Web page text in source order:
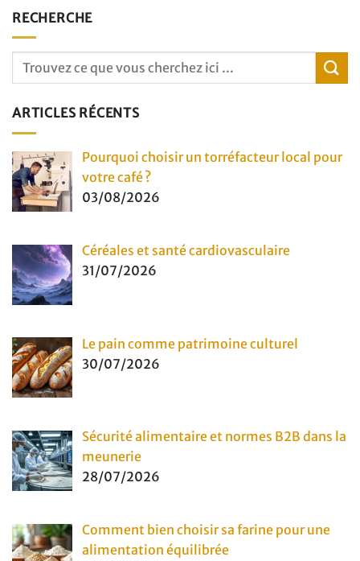
RECHERCHE
ARTICLES RÉCENTS
Pourquoi choisir un torréfacteur local pour
votre café ?
03/08/2026
Céréales et santé cardiovasculaire
31/07/2026
Le pain comme patrimoine culturel
30/07/2026
Sécurité alimentaire et normes B2B dans la
meunerie
28/07/2026
Comment bien choisir sa farine pour une
alimentation équilibrée